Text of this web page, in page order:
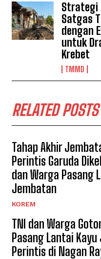
Strategi
Satgas
dengan
untuk
Krebet
TMMD
RELATED POSTS
Tahap Akhir
Perintis Garuda
dan Warga Pasang
Jembatan
KOREM
TNI dan Warga
Pasang Lantai
Perintis di Nagan